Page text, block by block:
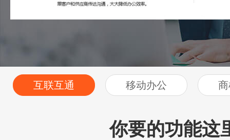
互联互通 移动办公
你要的功能这